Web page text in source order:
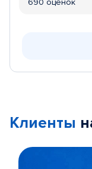
690 оценок
Клиенты